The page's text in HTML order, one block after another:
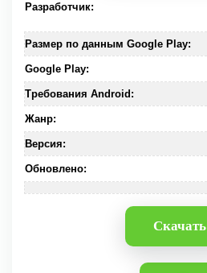
Разработчик:
Размер по данным Google Play:
Google Play:
Требования Android:
Жанр:
Версия:
Обновлено:
Скачать